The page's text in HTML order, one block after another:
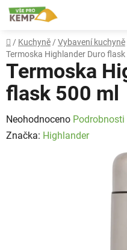
Přejít
na
Domů
/ Kuchyně / Vybavení kuchyně
Termoska Highlander Duro
Termoska
flask 500 ml
Průměrné
hodnocení
Neohodnoceno
Značka: Highlander